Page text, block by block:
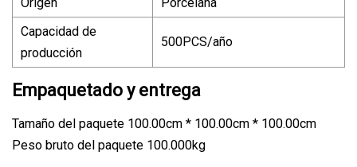
Capacidad de
producción
500PCS/año
Empaquetado y entrega
Tamaño del paquete 100.00cm * 100.00cm * 100.00cm
Peso bruto del paquete 100.000kg